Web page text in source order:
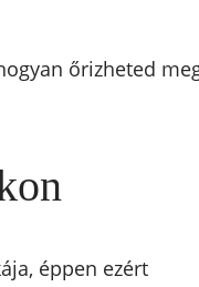
őrizheted
éppen ezért